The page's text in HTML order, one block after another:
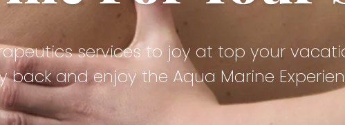
services to joy at top your
back and enjoy the Aqua Marine